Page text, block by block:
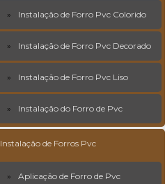
Instalação de Forro Pvc Colorido
Instalação de Forro Pvc Decorado
Instalação de Forro Pvc Liso
Instalação do Forro de Pvc
Instalação de Forros Pvc
Aplicação de Forro de Pvc